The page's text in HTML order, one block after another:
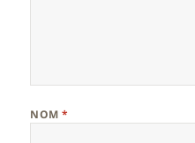
NOM*